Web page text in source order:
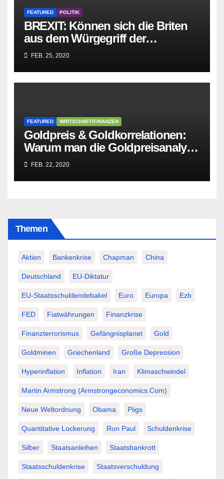
FEATURED POLITIK
BREXIT: Können sich die Briten
aus dem Würgegriff der
parasitären EU-Mafia befreien?
FEB. 25, 2020
FEATURED WIRTSCHAFT/FINANZEN
Goldpreis & Goldkorrelationen:
Warum man die Goldpreisanalyse
besser Profis überlässt!
FEB. 22, 2020
Themen
Aktien Bankenkrise Chapman China
Deutschland EU-Diktatur
EU-Staatsschuldendebakel Euro Europa Ezb
FED Fiatwährungen Finanzkrise
Finanzterrorismus Gefängnisplanet Gold
Goldminen Griechenland Große Depression
Hyperinflation Inflation Iran Klimaschwindel
Martin Armstrong (Armstrongeconomics.com)
Neue Weltordnung Obama Piigs
Quantitative Lockerung Ron Paul Schuldenkrise
Silber Staatsanleihen Staatsbankrott
Staatsschuldenkrise Staatsverschuldung